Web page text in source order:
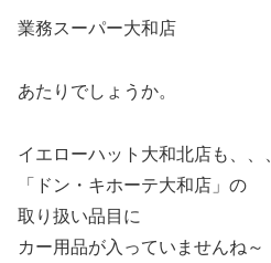
業務スーパー大和店
あたりでしょうか。
イエローハット大和北店も、、
「ドン・キホーテ大和店」の
取り扱い品目に
カー用品が入っていませんね～